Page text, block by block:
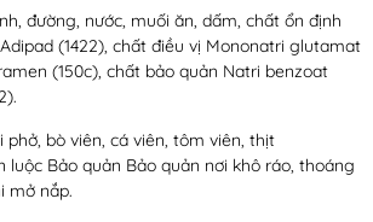
đường, nước, muối ăn, dấm, chất ổn định
(1422), chất điều vị Mononatri glutamat
(150c), chất bảo quản Natri benzoat
phở, bò viên, cá viên, tôm viên, thịt
luộc Bảo quản Bảo quản nơi khô ráo, thoáng
mở nắp.